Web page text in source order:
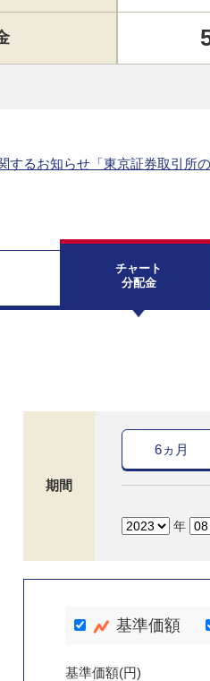
するお知らせ「東京証券取引所
チャート
分配金
期間
6ヵ月
年
基準価額
基準価額(円)